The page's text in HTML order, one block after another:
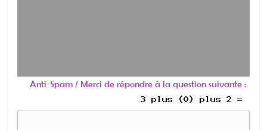
Anti-Spam / Merci de répondre à la question suivante :